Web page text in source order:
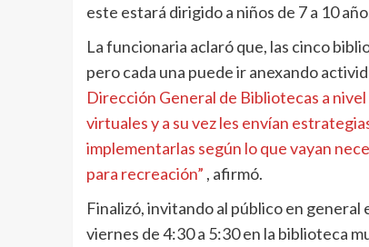
este estará dirigido a niños de 7 a 10
La funcionaria aclaró que, las cinco
pero cada una puede ir anexando
Dirección General de Bibliotecas a
virtuales y a su vez les envían
implementarlas según lo que vayan
para recreación” , afirmó.
Finalizó, invitando al público en general
viernes de 4:30 a 5:30 en la biblioteca